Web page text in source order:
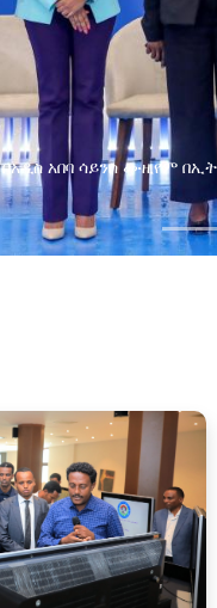
በአዲስ አበባ ሳይንስ ሙዚየም